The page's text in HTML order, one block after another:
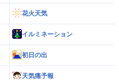
花火天気
イルミネーション
初日の出
天気痛予報